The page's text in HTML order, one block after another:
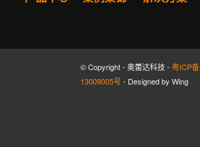
© Copyright - 奥蕾达科技 -粤ICP备
13009005号- Designed by Wing